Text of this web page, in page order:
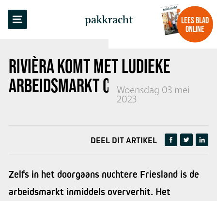
pakkracht
LEES BLAD
ONLINE
RIVIÈRA KOMT MET LUDIEKE
ARBEIDSMARKT CAMPAGNE
Woensdag 03 mei
2023
TERUG NAAR OVERZICHT
DEEL DIT ARTIKEL
Zelfs in het doorgaans nuchtere Friesland is de
arbeidsmarkt inmiddels oververhit. Het